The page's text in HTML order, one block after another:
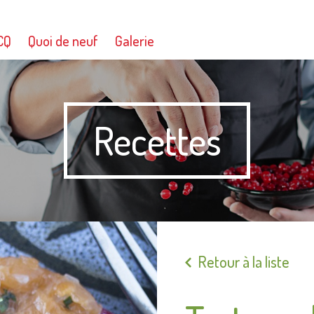
Quoi de neuf Galerie
Recettes
Retour à la liste